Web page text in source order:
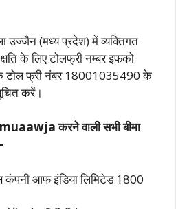
उज्जैन (मध्य प्रदेश) में व्यक्तिगत
के लिए टोलफ्री नम्बर इफको
टोल फ्री नंबर 18001035490 के
करें।
करने वाली सभी बीमा
कंपनी आफ इंडिया लिमिटेड 1800